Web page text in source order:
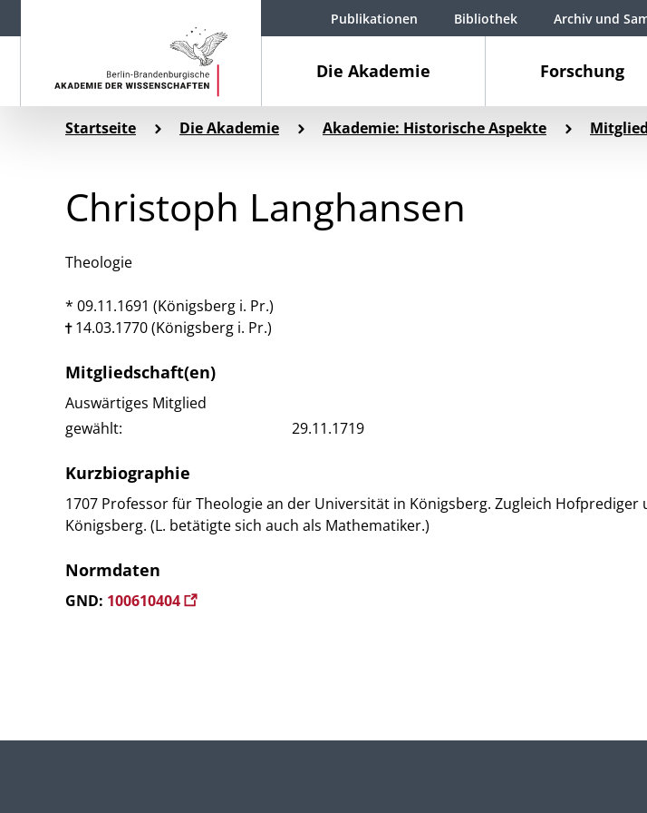
Die Akademie Forschung
Publikationen Bibliothek Archiv und
Startseite Die Akademie Akademie: Historische Aspekte
Christoph Langhansen
Theologie
* 09.11.1691 (Königsberg i. Pr.)
14.03.1770 (Königsberg i. Pr.)
Mitgliedschaft(en)
Auswärtiges Mitglied
gewählt:
29.11.1719
Kurzbiographie
1707 Professor für Theologie an der Universität in Königsberg. Zugleich
Königsberg. (L. betätigte sich auch als Mathematiker.)
Normdaten
GND: 100610404